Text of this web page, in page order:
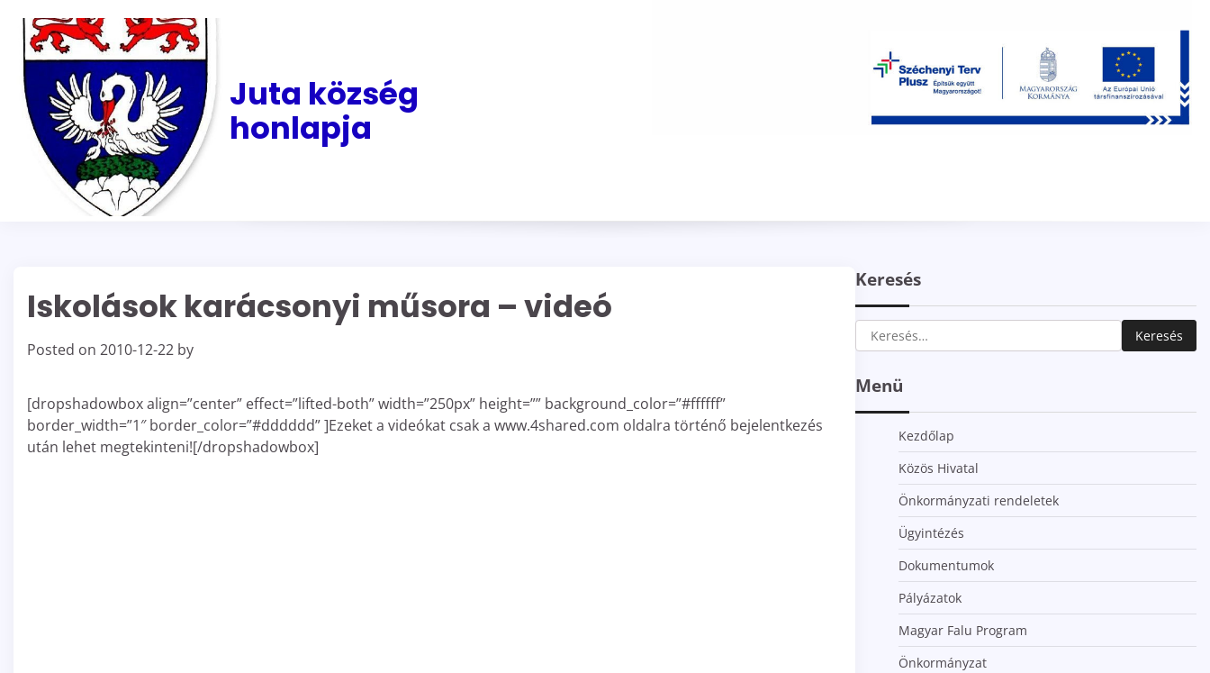
content
Juta község
honlapja
Iskolások karácsonyi műsora – videó
Posted on 2010-12-22 by
[dropshadowbox align=”center” effect=”lifted-both” width=”250px” height=”” background_color=”#ffffff”
border_width=”1″ border_color=”#dddddd” ]Ezeket a videókat csak a www.4shared.com oldalra történő bejelentkezés
után lehet megtekinteni![/dropshadowbox]
Keresés
Keresés:
Menü
Kezdőlap
Közös Hivatal
Önkormányzati rendeletek
Ügyintézés
Dokumentumok
Pályázatok
Magyar Falu Program
Önkormányzat